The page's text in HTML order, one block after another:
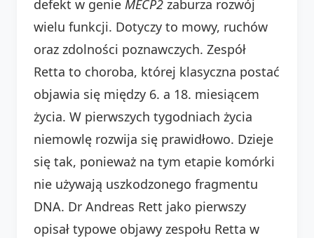
defekt w genie MECP2 zaburza rozwój
wielu funkcji. Dotyczy to mowy, ruchów
oraz zdolności poznawczych. Zespół
Retta to choroba, której klasyczna postać
objawia się między 6. a 18. miesiącem
życia. W pierwszych tygodniach życia
niemowlę rozwija się prawidłowo. Dzieje
się tak, ponieważ na tym etapie komórki
nie używają uszkodzonego fragmentu
DNA. Dr Andreas Rett jako pierwszy
opisał typowe objawy zespołu Retta w